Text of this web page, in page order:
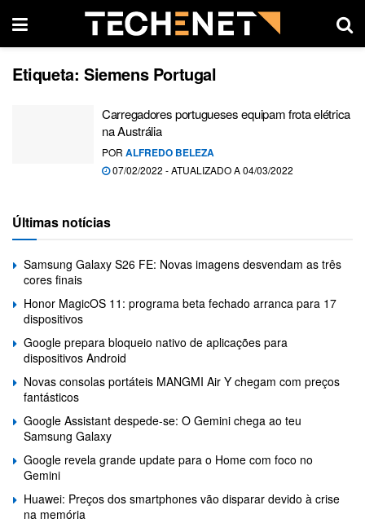
Etiqueta: Siemens Portugal
Carregadores portugueses equipam frota elétrica
na Austrália
POR ALFREDO BELEZA
07/02/2022 - ATUALIZADO A 04/03/2022
Últimas notícias
Samsung Galaxy S26 FE: Novas imagens desvendam as três
cores finais
Honor MagicOS 11: programa beta fechado arranca para 17
dispositivos
Google prepara bloqueio nativo de aplicações para
dispositivos Android
Novas consolas portáteis MANGMI Air Y chegam com preços
fantásticos
Google Assistant despede-se: O Gemini chega ao teu
Samsung Galaxy
Google revela grande update para o Home com foco no
Gemini
Huawei: Preços dos smartphones vão disparar devido à crise
na memória